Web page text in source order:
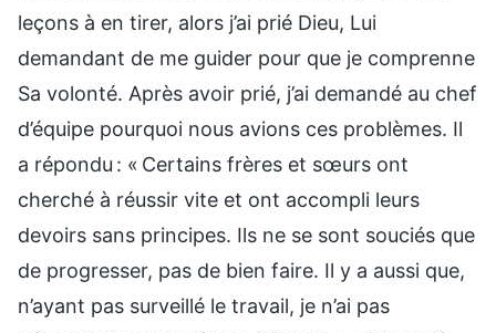
leçons à en tirer, alors j’ai prié Dieu, Lui
demandant de me guider pour que je comprenne
Sa volonté. Après avoir prié, j’ai demandé au chef
d’équipe pourquoi nous avions ces problèmes. Il
a répondu : « Certains frères et sœurs ont
cherché à réussir vite et ont accompli leurs
devoirs sans principes. Ils ne se sont souciés que
de progresser, pas de bien faire. Il y a aussi que,
n’ayant pas surveillé le travail, je n’ai pas